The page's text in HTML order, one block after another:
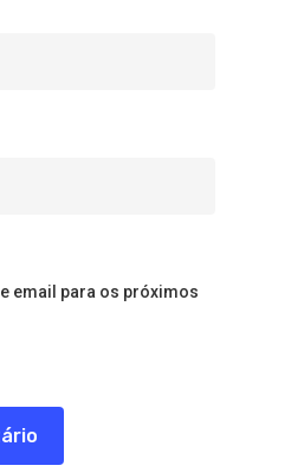
email para os próximos